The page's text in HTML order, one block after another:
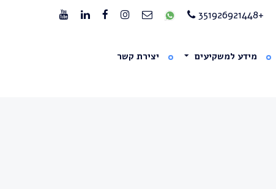
+351926921448
מידע למשקיעים יצירת קשר